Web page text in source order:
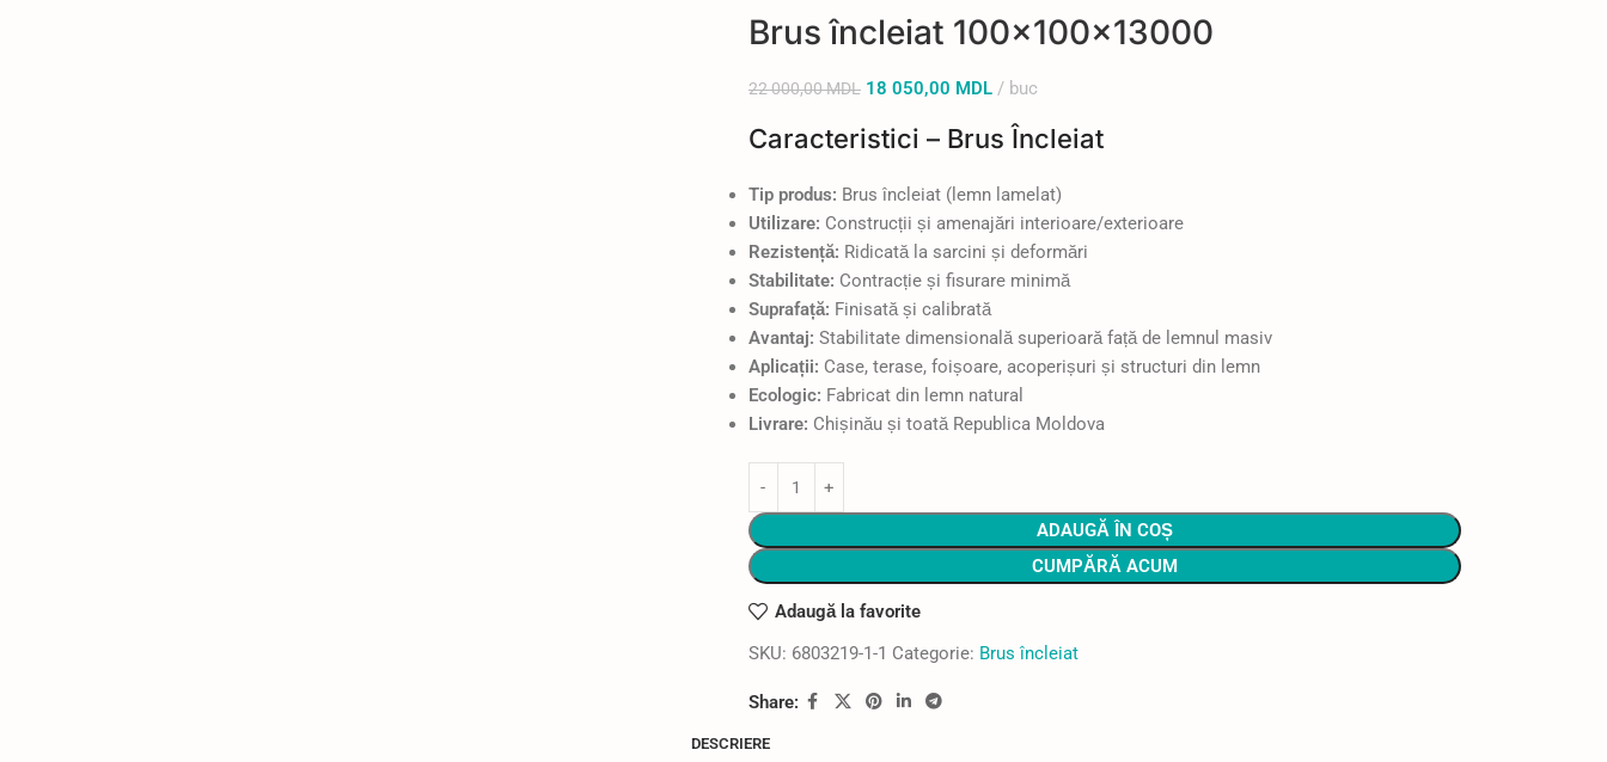
Brus încleiat 100x100x13000
22 000,00MDL 18 050,00 MDL buc
Caracteristici – Brus Încleiat
Tip produs: Brus încleiat (lemn lamelat)
Utilizare: Construcții și amenajări interioare/exterioare
Rezistență: Ridicată la sarcini și deformări
Stabilitate: Contracție și fisurare minimă
Suprafață: Finisată și calibrată
Avantaj: Stabilitate dimensională superioară față de lemnul masiv
Aplicații: Case, terase, foișoare, acoperișuri și structuri din lemn
Ecologic: Fabricat din lemn natural
Livrare: Chișinău și toată Republica Moldova
ADAUGĂ ÎN COȘ
CUMPĂRĂ ACUM
Adaugă la favorite
SKU: 6803219-1-1 Categorie: Brus încleiat
Share:
DESCRIERE